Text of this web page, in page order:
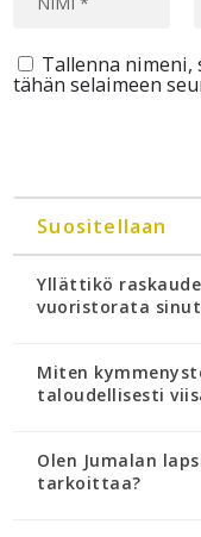
Tallenna
tähän selaimeen
Suositellaan
Yllättikö
vuoristorata
Miten
taloudellisesti
Olen Jumalan
tarkoittaa?